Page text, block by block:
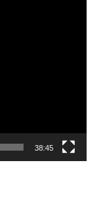
38:45